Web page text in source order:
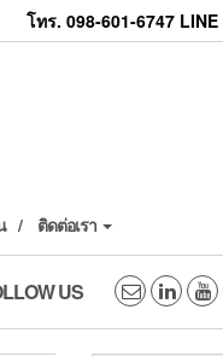
โทร. 098-601-6747
ติดต่อเรา
US